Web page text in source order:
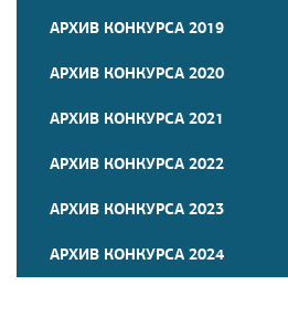
АРХИВ КОНКУРСА 2019
АРХИВ КОНКУРСА 2020
АРХИВ КОНКУРСА 2021
АРХИВ КОНКУРСА 2022
АРХИВ КОНКУРСА 2023
АРХИВ КОНКУРСА 2024